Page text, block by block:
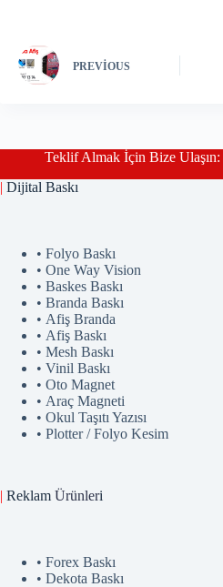
PREVIOUS
Teklif Almak İçin Bize
| Dijital Baskı
• Folyo Baskı
• One Way Vision
• Baskes Baskı
• Branda Baskı
• Afiş Branda
• Afiş Baskı
• Mesh Baskı
• Vinil Baskı
• Oto Magnet
• Araç Magneti
• Okul Taşıtı Yazısı
• Plotter / Folyo Kesim
| Reklam Ürünleri
• Forex Baskı
• Dekota Baskı